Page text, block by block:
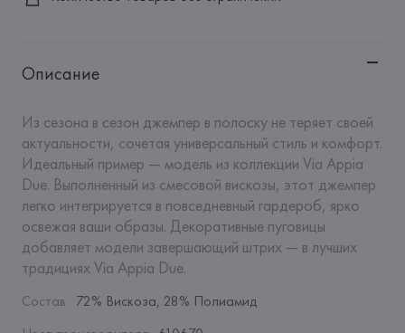
Описание
Из сезона в сезон джемпер в полоску не теряет своей
актуальности, сочетая универсальный стиль и комфорт.
Идеальный пример — модель из коллекции Via Appia
Due. Выполненный из смесовой вискозы, этот джемпер
легко интегрируется в повседневный гардероб, ярко
освежая ваши образы. Декоративные пуговицы
добавляет модели завершающий штрих — в лучших
традициях Via Appia Due.
Состав: 72% Вискоза, 28% Полиамид